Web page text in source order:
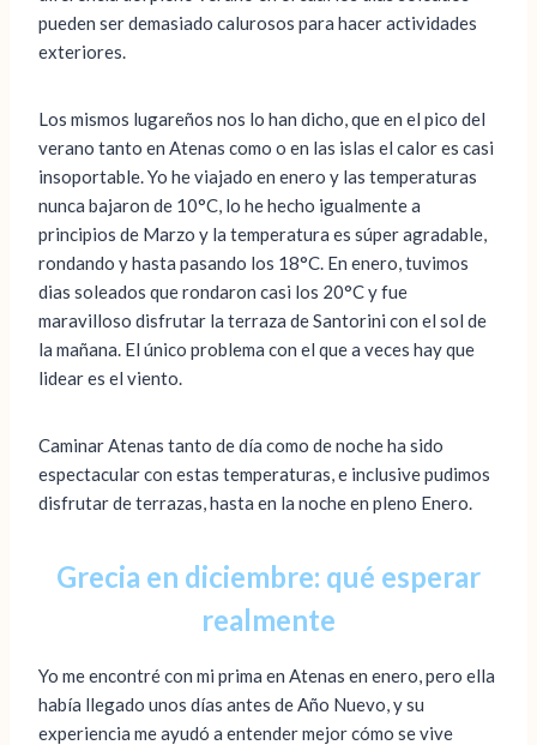
pueden ser demasiado calurosos para hacer actividades
exteriores.
Los mismos lugareños nos lo han dicho, que en el pico del
verano tanto en Atenas como o en las islas el calor es casi
insoportable. Yo he viajado en enero y las temperaturas
nunca bajaron de 10°C, lo he hecho igualmente a
principios de Marzo y la temperatura es súper agradable,
rondando y hasta pasando los 18°C. En enero, tuvimos
dias soleados que rondaron casi los 20°C y fue
maravilloso disfrutar la terraza de Santorini con el sol de
la mañana. El único problema con el que a veces hay que
lidear es el viento.
Caminar Atenas tanto de día como de noche ha sido
espectacular con estas temperaturas, e inclusive pudimos
disfrutar de terrazas, hasta en la noche en pleno Enero.
Grecia en diciembre: qué esperar
realmente
Yo me encontré con mi prima en Atenas en enero, pero ella
había llegado unos días antes de Año Nuevo, y su
experiencia me ayudó a entender mejor cómo se vive